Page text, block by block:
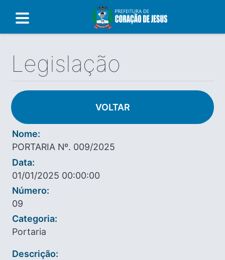
Legislação
VOLTAR
Nome:
PORTARIA Nº. 009/2025
Data:
01/01/2025 00:00:00
Número:
09
Categoria:
Portaria
Descrição: